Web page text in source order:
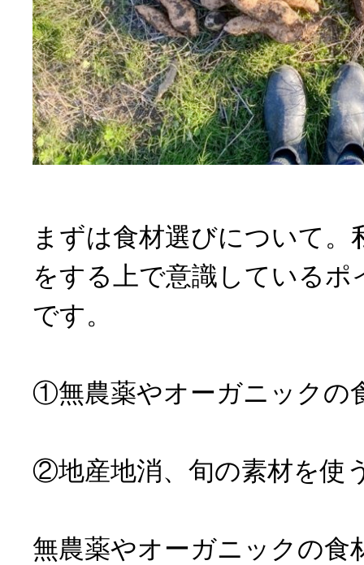
まずは食材選びについて。
をする上で意識しているポ
です。
①無農薬やオーガニックの
②地産地消、旬の素材を使
無農薬やオーガニックの食